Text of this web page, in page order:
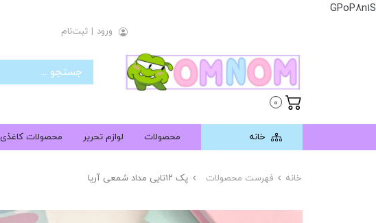
GPoP8n1S
ورود | ثبت‌نام
0
خانه محصولات لوازم تحریر محصولات کاغذی
خانه فهرست محصولات پک ۱۲تایی مداد شمعی آریا